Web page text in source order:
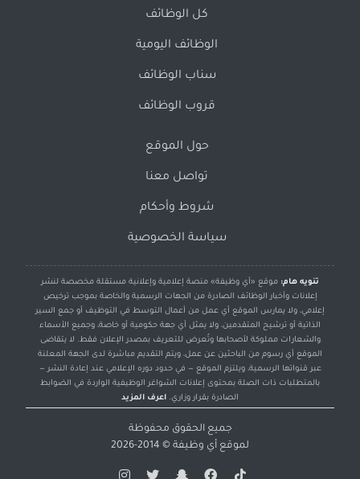
كل الوظائف
الوظائف اليومية
سناب الوظائف
قروب الوظائف
حول الموقع
تواصل معنا
شروط وأحكام
سياسة الخصوصية
تنويه هام: موقع «أي وظيفة» منصة إعلامية وإعلانية مستقلة مخصصة لنشر
إعلانات وأخبار الوظائف الصادرة من الجهات الرسمية والخاصة بموجب ترخيص
إعلامي، ولا يمارس الموقع أي عمل من أعمال التوسط في التوظيف أو جمع السير
الذاتية أو ترشيح المتقدمين، ولا يمثل أي جهة حكومية أو خاصة، وجميع الأسماء
والشعارات مملوكة لأصحابها وتُعرض للتعريف بمصدر الإعلان فقط. لا يتقاضى
الموقع أي رسوم من الباحثين عن عمل، ويتم التقديم مباشرة لدى الجهة المعلنة
عبر قنواتها الرسمية، ويلتزم الموقع — في حدود دوره الإعلامي عند إعادة النشر —
بالمتطلبات ذات الصلة بمحتوى إعلانات الشواغر الوظيفية الواردة في الضوابط
الصادرة بقرار وزاري. اعرف المزيد
جميع الحقوق محفوظة
لموقع أي وظيفة © 2014-2026